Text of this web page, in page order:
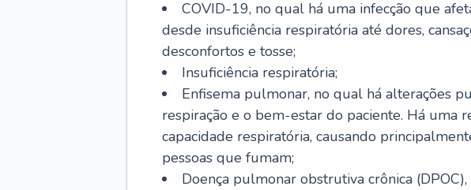
COVID-19, no qual há uma infecção que
desde insuficiência respiratória até dores,
desconfortos e tosse;
Insuficiência respiratória;
Enfisema pulmonar, no qual há alterações
respiração e o bem-estar do paciente. Há uma
capacidade respiratória, causando
pessoas que fumam;
Doença pulmonar obstrutiva crônica